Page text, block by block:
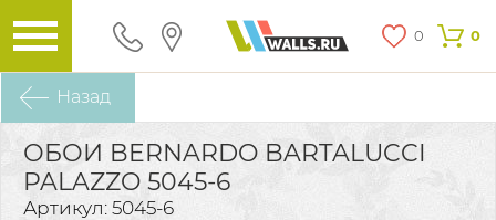
0 0
Назад
ОБОИ BERNARDO BARTALUCCI
PALAZZO 5045-6
Артикул: 5045-6